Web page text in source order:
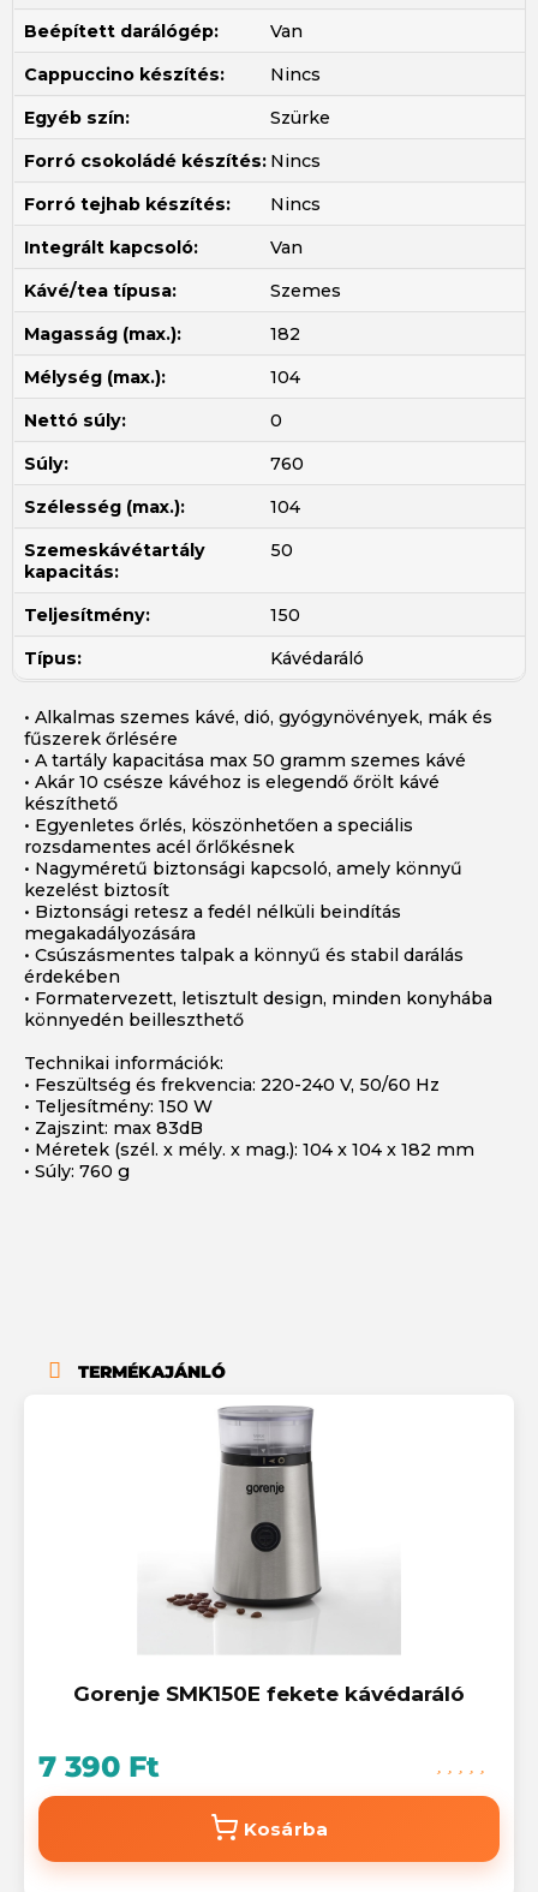
Beépített darálógép:
Van
Cappuccino készítés:
Nincs
Egyéb szín:
Szürke
Forró csokoládé készítés: Nincs
Forró tejhab készítés:
Nincs
Integrált kapcsoló:
Van
Kávé/tea típusa:
Szemes
Magasság (max.):
182
Mélység (max.):
104
Nettó súly:
0
Súly:
760
Szélesség (max.):
104
Szemeskávétartály
kapacitás:
50
Teljesítmény:
150
Típus:
Kávédaráló
• Alkalmas szemes kávé, dió, gyógynövények, mák és
fűszerek őrlésére
• A tartály kapacitása max 50 gramm szemes kávé
• Akár 10 csésze kávéhoz is elegendő őrölt kávé
készíthető
• Egyenletes őrlés, köszönhetően a speciális
rozsdamentes acél őrlőkésnek
• Nagyméretű biztonsági kapcsoló, amely könnyű
kezelést biztosít
• Biztonsági retesz a fedél nélküli beindítás
megakadályozására
• Csúszásmentes talpak a könnyű és stabil darálás
érdekében
• Formatervezett, letisztult design, minden konyhába
könnyedén beilleszthető
Technikai információk:
• Feszültség és frekvencia: 220-240 V, 50/60 Hz
• Teljesítmény: 150 W
• Zajszint: max 83dB
• Méretek (szél. x mély. x mag.): 104 x 104 x 182 mm
• Súly: 760 g
TERMÉKAJÁNLÓ
Gorenje SMK150E fekete kávédaráló
7 390 Ft
Kosárba